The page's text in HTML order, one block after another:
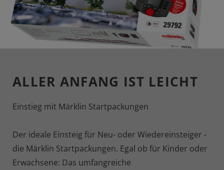
ALLER ANFANG IST LEICHT
Einstieg mit Märklin Startpackungen
Der ideale Einsteig für Neu- oder Wiedereinsteiger -
die Märklin Startpackungen. Egal ob für Kinder oder
Erwachsene: Das umfangreiche